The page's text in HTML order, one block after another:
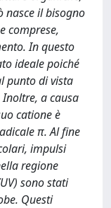
nasce il bisogno
comprese,
In questo
ideale poiché
punto di vista
a causa
catione è
π. Al ﬁne
impulsi
regione
sono stati
Questi